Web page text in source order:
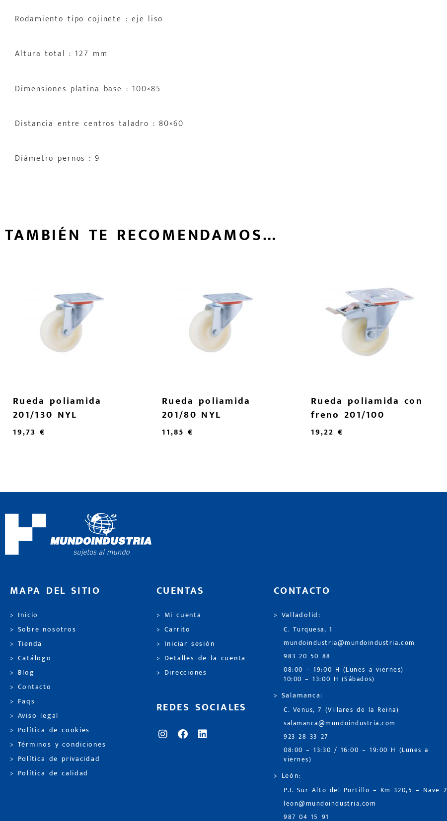
Rodamiento tipo cojinete : eje liso
Altura total : 127 mm
Dimensiones platina base : 100×85
Distancia entre centros taladro : 80×60
Diámetro pernos : 9
TAMBIÉN TE RECOMENDAMOS…
Rueda poliamida
201/130 NYL
19,73€
Rueda poliamida
201/80 NYL
11,85€
Rueda poliamida con
freno 201/100
19,22€
MAPA DEL SITIO
> Inicio
> Sobre nosotros
> Tienda
> Catálogo
> Blog
> Contacto
> Faqs
> Aviso legal
> Política de cookies
> Términos y condiciones
> Política de privacidad
> Política de calidad
CUENTAS
> Mi cuenta
> Carrito
> Iniciar sesión
> Detalles de la cuenta
> Direcciones
REDES SOCIALES
CONTACTO
> Valladolid:
C. Turquesa, 1
mundoindustria@mundoindustria.com
983 20 50 88
08:00 – 19:00 H (Lunes a viernes)
10:00 – 13:00 H (Sábados)
> Salamanca:
C. Venus, 7 (Villares de la Reina)
salamanca@mundoindustria.com
923 28 33 27
08:00 – 13:30 / 16:00 – 19:00 H (Lunes a
viernes)
> León:
P.I. Sur Alto del Portillo – Km 320,5 – Nave 2
leon@mundoindustria.com
987 04 15 91